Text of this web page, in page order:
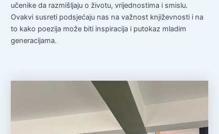
učenike da razmišljaju o životu, vrijednostima i smislu.
Ovakvi susreti podsjećaju nas na važnost književnosti i na
to kako poezija može biti inspiracija i putokaz mladim
generacijama.